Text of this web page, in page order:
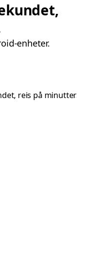
enheter.